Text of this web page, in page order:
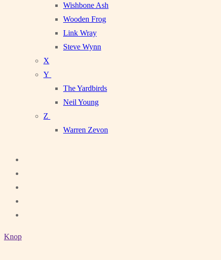
Wishbone Ash
Wooden Frog
Link Wray
Steve Wynn
X
Y
The Yardbirds
Neil Young
Z
Warren Zevon
Knop